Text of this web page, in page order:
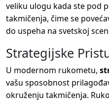
veliku ulogu kada ste pod
takmičenja, čime se
do uspeha na svetskoj
Strategijske
U modernom rukometu,
vašu sposobnost
okruženju takmičenja.